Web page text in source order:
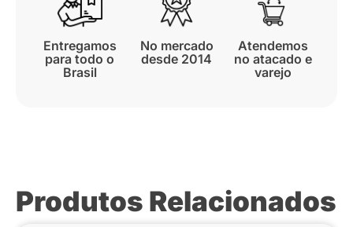
Entregamos
para todo o
Brasil
No mercado
desde 2014
Atendemos
no atacado e
varejo
Produtos Relacionados